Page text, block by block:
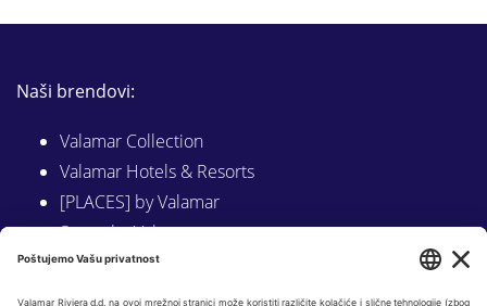
Naši brendovi:
Valamar Collection
Valamar Hotels & Resorts
[PLACES] by Valamar
Sunny by Valamar
Valamar Camping